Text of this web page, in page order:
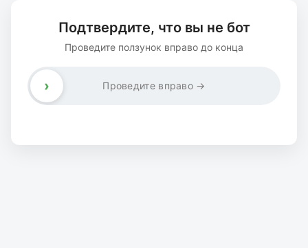
Подтвердите, что вы не бот
Проведите ползунок вправо до конца
Проведите вправо →
›